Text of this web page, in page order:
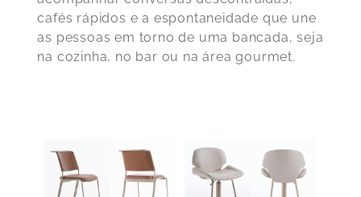
cafés rápidos e a espontaneidade que une
as pessoas em torno de uma bancada, seja
na cozinha, no bar ou na área gourmet.